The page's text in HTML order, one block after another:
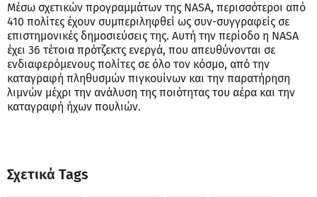
Μέσω σχετικών προγραμμάτων της NASA, περισσότεροι από
410 πολίτες έχουν συμπεριληφθεί ως συν-συγγραφείς σε
επιστημονικές δημοσιεύσεις της. Αυτή την περίοδο η NASA
έχει 36 τέτοια πρότζεκτς ενεργά, που απευθύνονται σε
ενδιαφερόμενους πολίτες σε όλο τον κόσμο, από την
καταγραφή πληθυσμών πιγκουίνων και την παρατήρηση
λιμνών μέχρι την ανάλυση της ποιότητας του αέρα και την
καταγραφή ήχων πουλιών.
Σχετικά Tags